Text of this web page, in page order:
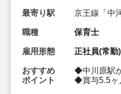
最寄り駅
京王線「中
職種
保育士
雇用形態
正社員(常勤)
おすすめ
ポイント
◆中川原駅
◆賞与5.5ヶ